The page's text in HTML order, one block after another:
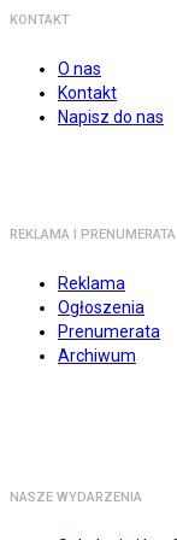
KONTAKT
O nas
Kontakt
Napisz do nas
REKLAMA I PRENUMERATA
Reklama
Ogłoszenia
Prenumerata
Archiwum
NASZE WYDARZENIA